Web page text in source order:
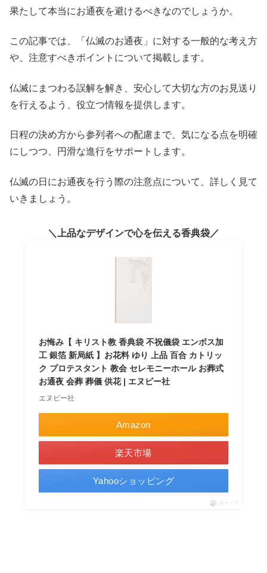
果たして本当にお通夜を避けるべきなのでしょうか。
この記事では、「仏滅のお通夜」に対する一般的な考え方
や、注意すべきポイントについて掲載します。
仏滅にまつわる誤解を解き、安心して大切な方のお見送り
を行えるよう、役立つ情報を提供します。
日程の決め方から参列者への配慮まで、気になる点を明確
にしつつ、円滑な進行をサポートします。
仏滅の日にお通夜を行う際の注意点について、詳しく見て
いきましょう。
上品なデザインで心を伝える香典袋
お悔み【 キリスト教 香典袋 不祝儀袋 エンボス加
工 銀箔 新局紙 】お花料 ゆり 上品 百合 カトリッ
ク プロテスタント 教会 セレモニーホール お葬式
お通夜 会葬 葬儀 供花 | エヌビー社
エヌビー社
Amazon
楽天市場
Yahooショッピング
ポチップ